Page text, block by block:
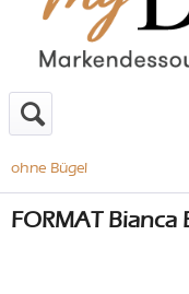
ohne Bügel
FORMAT